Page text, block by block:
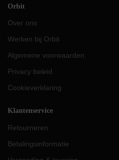
Orbit
Over ons
Werken bij Orbit
Algemene voorwaarden
Privacy beleid
Cookieverklaring
Klantenservice
Retourneren
Betalingsinformatie